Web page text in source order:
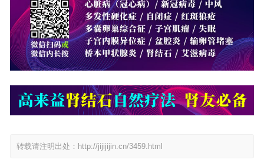
转载请注明出处： http://jijijijin.cn/3459.html